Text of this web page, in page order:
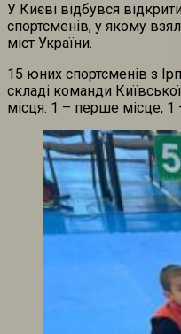
У Києві відбувся
спортсменів, у якому
міст України.
15 юних спортсменів з
складі команди
місця: 1 – перше місце, 1